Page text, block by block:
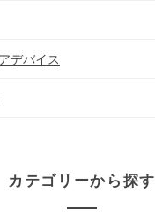
デバイス
カテゴリーから探す